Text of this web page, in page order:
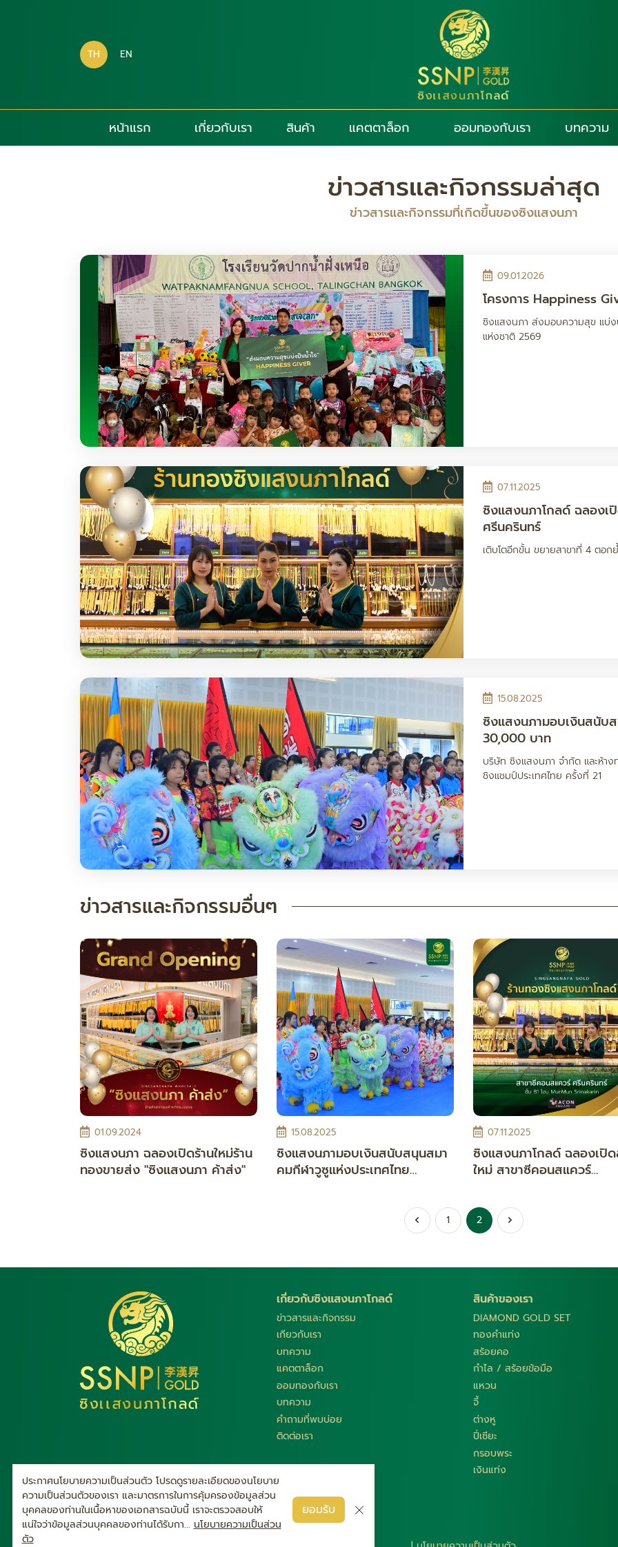
TH EN
หน้าแรก เกี่ยวกับเรา สินค้า แคตตาล็อก ออมทองกับเรา บทความ
ข่าวสารและกิจกรรมล่าสุด
ข่าวสารและกิจกรรมที่เกิดขึ้นของซิงแสงนภา
09.01.2026
โครงการ Happiness
ซิงแสงนภา ส่งมอบความสุข แบ่ง
แห่งชาติ 2569
07.11.2025
ซิงแสงนภาโกลด์ ฉลองเ
ศรีนครินทร์
เติบโตอีกขั้น ขยายสาขาที่ 4 ตอก
15.08.2025
ซิงแสงนภามอบเงินสนับ
30,000 บาท
บริษัท ซิงแสงนภา จำกัด และห้า
ชิงแชมป์ประเทศไทย ครั้งที่ 21
ข่าวสารและกิจกรรมอื่นๆ
01.09.2024
ซิงแสงนภา ฉลองเปิดร้านใหม่ร้าน
ทองขายส่ง "ซิงแสงนภา ค้าส่ง"
15.08.2025
ซิงแสงนภามอบเงินสนับสนุนสมา
คมกีฬาวูซูแห่งประเทศไทย
07.11.2025
ซิงแสงนภาโกลด์ ฉลองเปิด
ใหม่ สาขาซีคอนสแควร์
1 2
เกี่ยวกับซิงแสงนภาโกลด์
ข่าวสารและกิจกรรม
เกียวกับเรา
บทความ
แคตตาล็อก
ออมทองกับเรา
บทความ
คำถามที่พบบ่อย
ติดต่อเรา
สินค้าของเรา
DIAMOND GOLD SET
ทองคำแท่ง
สร้อยคอ
กำไล / สร้อยข้อมือ
แหวน
จี้
ต่างหู
ปี่เซียะ
กรอบพระ
เงินแท่ง
ประกาศนโยบายความเป็นส่วนตัว โปรดดูรายละเอียดของนโยบาย
ความเป็นส่วนตัวของเรา และมาตรการในการคุ้มครองข้อมูลส่วน
บุคคลของท่านในเนื้อหาของเอกสารฉบับนี้ เราจะตรวจสอบให้
แน่ใจว่าข้อมูลส่วนบุคคลของท่านได้รับกา... นโยบายความเป็นส่วน
ตัว
ยอมรับ